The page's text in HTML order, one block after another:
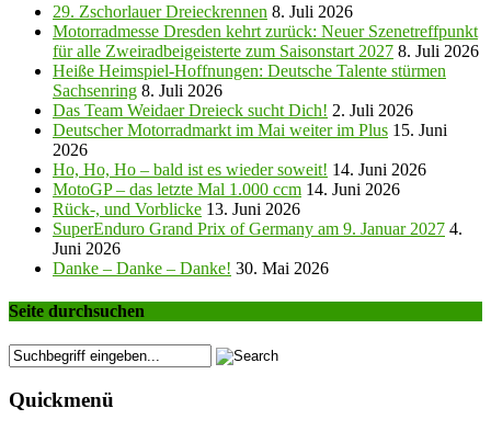
29. Zschorlauer Dreieckrennen 8. Juli 2026
Motorradmesse Dresden kehrt zurück: Neuer Szenetreffpunkt
für alle Zweiradbeigeisterte zum Saisonstart 2027 8. Juli 2026
Heiße Heimspiel-Hoffnungen: Deutsche Talente stürmen
Sachsenring 8. Juli 2026
Das Team Weidaer Dreieck sucht Dich! 2. Juli 2026
Deutscher Motorradmarkt im Mai weiter im Plus 15. Juni
2026
Ho, Ho, Ho – bald ist es wieder soweit! 14. Juni 2026
MotoGP – das letzte Mal 1.000 ccm 14. Juni 2026
Rück-, und Vorblicke 13. Juni 2026
SuperEnduro Grand Prix of Germany am 9. Januar 2027 4.
Juni 2026
Danke – Danke – Danke! 30. Mai 2026
Seite durchsuchen
Quickmenü